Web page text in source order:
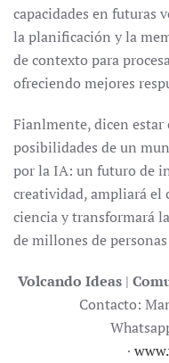
capacidades en futuras
la planificación y la
de contexto para
ofreciendo mejores
Fianlmente, dicen estar
posibilidades de un
por la IA: un futuro de
creatividad, ampliará el
ciencia y transformará
de millones de
Volcando Ideas |
Contacto:
·